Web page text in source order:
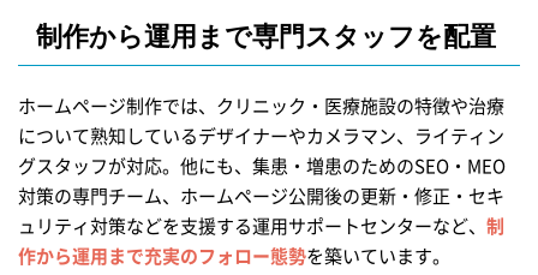
制作から運用まで専門スタッフを配置
ホームページ制作では、クリニック・医療施設の特徴や治療
について熟知しているデザイナーやカメラマン、ライティン
グスタッフが対応。他にも、集患・増患のためのSEO・MEO
対策の専門チーム、ホームページ公開後の更新・修正・セキ
ュリティ対策などを支援する運用サポートセンターなど、 制
作から運用まで充実のフォロー態勢を築いています。